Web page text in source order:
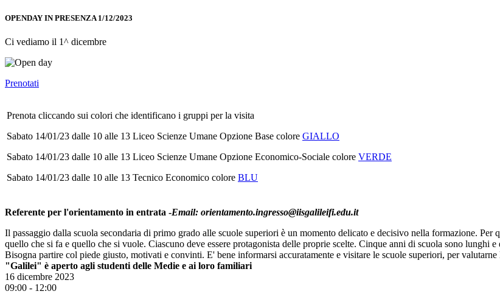
OPENDAY IN PRESENZA 1/12/2023
Ci vediamo il 1^ dicembre
Prenotati
Prenota cliccando sui colori che identificano i gruppi per la visita
Sabato 14/01/23 dalle 10 alle 13 Liceo Scienze Umane Opzione Base colore GIALLO
Sabato 14/01/23 dalle 10 alle 13 Liceo Scienze Umane Opzione Economico-Sociale colore VERDE
Sabato 14/01/23 dalle 10 alle 13 Tecnico Economico colore BLU
Referente per l'orientamento in entrata -Email: orientamento.ingresso@iisgalileifi.edu.it
Il passaggio dalla scuola secondaria di primo grado alle scuole superiori è un momento delicato e decisivo nella formazione. Per
quello che si fa e quello che si vuole. Ciascuno deve essere protagonista delle proprie scelte. Cinque anni di scuola sono lunghi
Bisogna partire col piede giusto, motivati e convinti. E' bene informarsi accuratamente e visitare le scuole superiori, per
"Galilei" è aperto agli studenti delle Medie e ai loro familiari
16 dicembre 2023
09:00 - 12:00